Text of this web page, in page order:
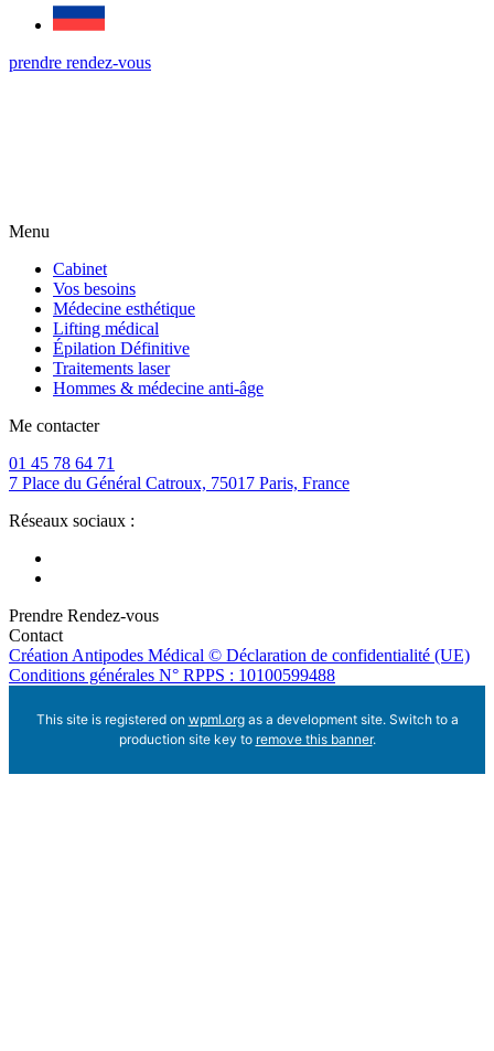
prendre rendez-vous
Menu
Cabinet
Vos besoins
Médecine esthétique
Lifting médical
Épilation Définitive
Traitements laser
Hommes & médecine anti-âge
Me contacter
01 45 78 64 71
7 Place du Général Catroux, 75017 Paris, France
Réseaux sociaux :
Prendre Rendez-vous
Contact
Création Antipodes Médical © Déclaration de confidentialité (UE)
Conditions générales N° RPPS : 10100599488
This site is registered on wpml.orgas a development site. Switch to a
production site key to remove this banner.